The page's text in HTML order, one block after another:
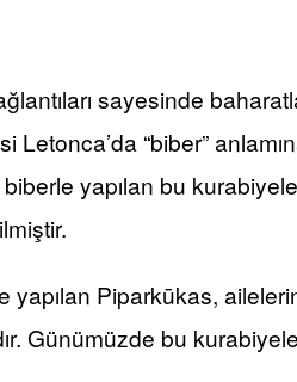
sayesinde
Letonca’da “biber”
yapılan bu
yapılan Piparkūkas,
Günümüzde bu